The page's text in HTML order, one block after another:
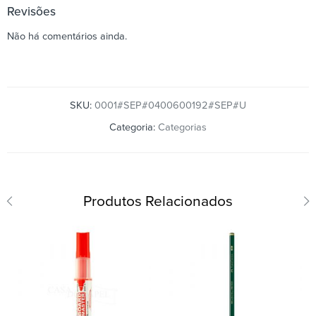
Revisões
Não há comentários ainda.
SKU: 0001#SEP#0400600192#SEP#U
Categoria: Categorias
Produtos Relacionados